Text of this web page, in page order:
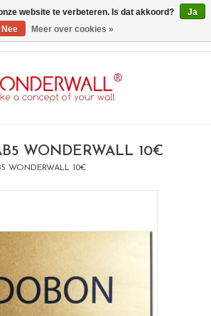
/USD
WONDERWALL 10€
WONDERWALL 10€
website te verbeteren. Is dat akkoord?
Ja
Nee
Meer over cookies »